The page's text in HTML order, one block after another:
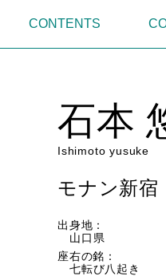
CONTENTS
石本
Ishimoto yusuke
モナン新
出身地：
山口県
座右の銘：
七転び八起き